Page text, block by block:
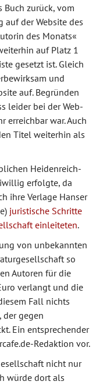
Buch zurück, vom
auf der Website des
des Monats«
auf Platz 1
gesetzt ist. Gleich
und
auf. Begründen
leider bei der Web-
erreichbar war. Auch
Titel weiterhin als
Heidenreich-
erfolgte, da
ihre Verlage Hanser
juristische Schritte
einleiteten.
von unbekannten
so
Autoren für die
verlangt und die
Fall nichts
der gegen
Ein entsprechender
Redaktion vor.
nicht nur
würde dort als